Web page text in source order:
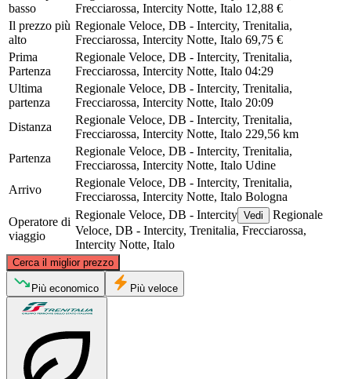
basso
Frecciarossa, Intercity Notte, Italo 12,88 €
Il prezzo più
alto
Regionale Veloce, DB - Intercity, Trenitalia,
Frecciarossa, Intercity Notte, Italo 69,75 €
Prima
Partenza
Regionale Veloce, DB - Intercity, Trenitalia,
Frecciarossa, Intercity Notte, Italo 04:29
Ultima
partenza
Regionale Veloce, DB - Intercity, Trenitalia,
Frecciarossa, Intercity Notte, Italo 20:09
Distanza
Regionale Veloce, DB - Intercity, Trenitalia,
Frecciarossa, Intercity Notte, Italo 229,56 km
Partenza
Regionale Veloce, DB - Intercity, Trenitalia,
Frecciarossa, Intercity Notte, Italo Udine
Arrivo
Regionale Veloce, DB - Intercity, Trenitalia,
Frecciarossa, Intercity Notte, Italo Bologna
Operatore di
viaggio
Regionale Veloce, DB - Intercity Vedi
Regionale
Veloce, DB - Intercity, Trenitalia, Frecciarossa,
Intercity Notte, Italo
Cerca il miglior prezzo
Più economico Più veloce